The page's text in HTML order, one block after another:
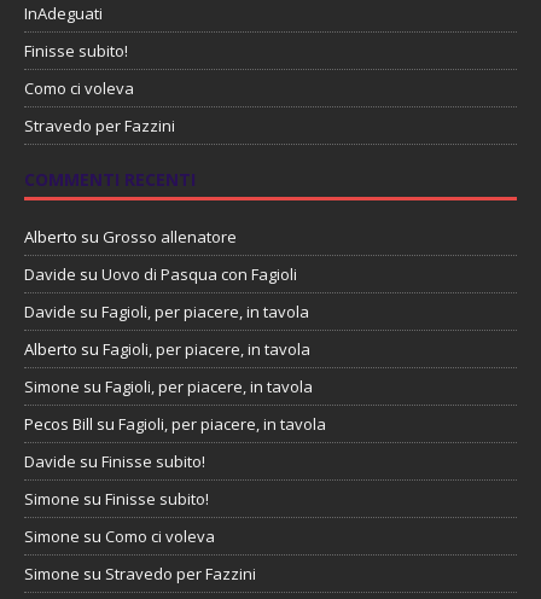
InAdeguati
Finisse subito!
Como ci voleva
Stravedo per Fazzini
COMMENTI RECENTI
Alberto su Grosso allenatore
Davide su Uovo di Pasqua con Fagioli
Davide su Fagioli, per piacere, in tavola
Alberto su Fagioli, per piacere, in tavola
Simone su Fagioli, per piacere, in tavola
Pecos Bill su Fagioli, per piacere, in tavola
Davide su Finisse subito!
Simone su Finisse subito!
Simone su Como ci voleva
Simone su Stravedo per Fazzini